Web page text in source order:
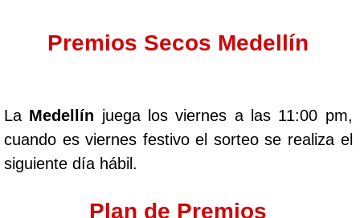
Premios Secos Medellín
La Medellín juega los viernes a las 11:00 pm,
cuando es viernes festivo el sorteo se realiza el
siguiente día hábil.
Plan de Premios